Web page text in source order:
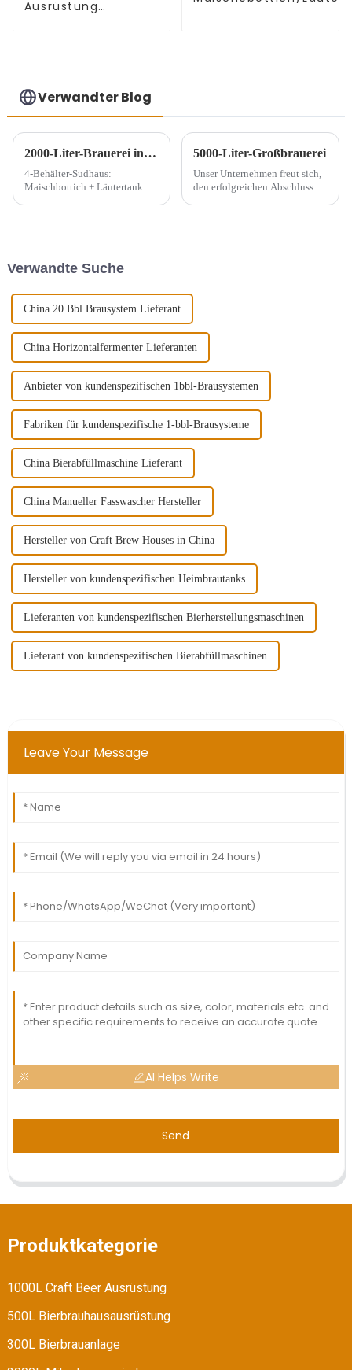
Ausrüstung
Verwandter Blog
2000-Liter-Brauerei in Peru
4-Behälter-Sudhaus:
Maischbottich + Läutertank +
5000-Liter-Großbrauerei
Unser Unternehmen freut sich,
den erfolgreichen Abschluss
Verwandte Suche
China 20 Bbl Brausystem Lieferant
China Horizontalfermenter Lieferanten
Anbieter von kundenspezifischen 1bbl-Brausystemen
Fabriken für kundenspezifische 1-bbl-Brausysteme
China Bierabfüllmaschine Lieferant
China Manueller Fasswascher Hersteller
Hersteller von Craft Brew Houses in China
Hersteller von kundenspezifischen Heimbrautanks
Lieferanten von kundenspezifischen Bierherstellungsmaschinen
Lieferant von kundenspezifischen Bierabfüllmaschinen
Leave Your Message
AI Helps Write
Send
Produktkategorie
1000L Craft Beer Ausrüstung
500L Bierbrauhausausrüstung
300L Bierbrauanlage